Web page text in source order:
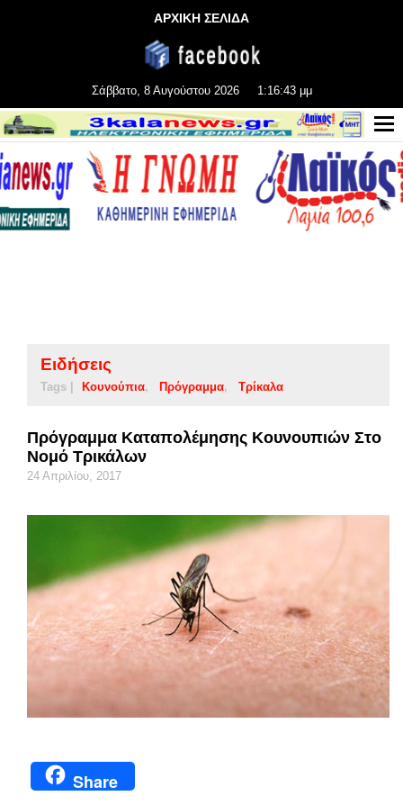
ΑΡΧΙΚΗ ΣΕΛΙΔΑ
Σάββατο, 8 Αυγούστου 2026 1:16:43 μμ
Ειδήσεις
Tags | Κουνούπια Πρόγραμμα Τρίκαλα
Πρόγραμμα Καταπολέμησης Κουνουπιών Στο
Νομό Τρικάλων
24 Απριλίου, 2017
Share